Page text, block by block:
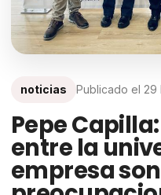
noticias Publicado el 29
Pepe
entre la
empresa